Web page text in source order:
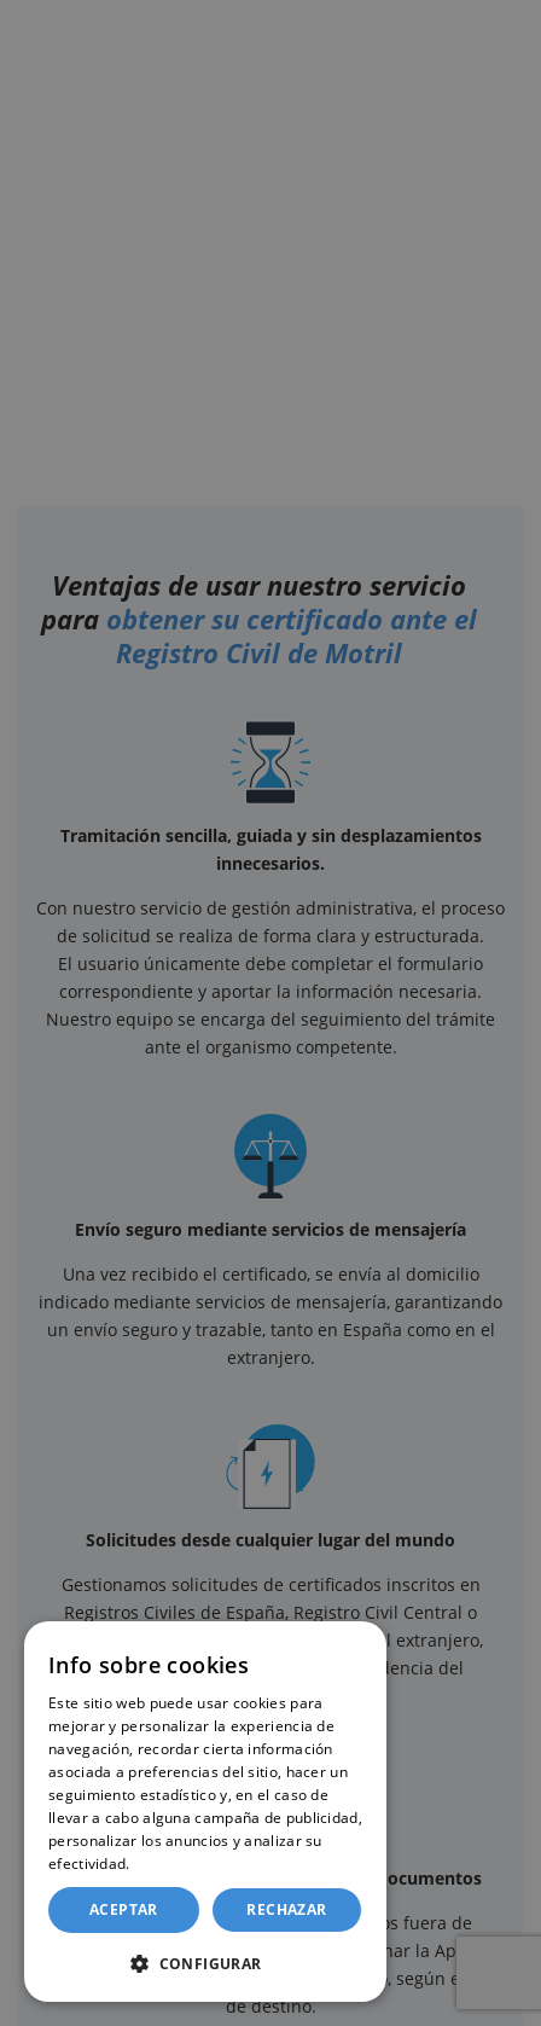
Ventajas de usar nuestro servicio
para obtener su certificado ante el
Registro Civil de Motril
Tramitación sencilla, guiada y sin desplazamientos
innecesarios.
Con nuestro servicio de gestión administrativa, el proceso
de solicitud se realiza de forma clara y estructurada.
El usuario únicamente debe completar el formulario
correspondiente y aportar la información necesaria.
Nuestro equipo se encarga del seguimiento del trámite
ante el organismo competente.
Envío seguro mediante servicios de mensajería
Una vez recibido el certificado, se envía al domicilio
indicado mediante servicios de mensajería, garantizando
un envío seguro y trazable, tanto en España como en el
extranjero.
Solicitudes desde cualquier lugar del mundo
Gestionamos solicitudes de certificados inscritos en
Registros Civiles de España, Registro Civil Central o
Consulados y Embajadas españolas en el extranjero,
independientemente del país de residencia del
solicitante.
Apostilla de La Haya y legalización de documentos
Cuando el certificado debe surtir efectos fuera de
España, ofrecemos la posibilidad de gestionar la Apostilla
de La Haya o la legalización del documento, según el país
de destino.
Info sobre cookies
Este sitio web puede usar cookies para
mejorar y personalizar la experiencia de
navegación, recordar cierta información
asociada a preferencias del sitio, hacer un
seguimiento estadístico y, en el caso de
llevar a cabo alguna campaña de publicidad,
personalizar los anuncios y analizar su
efectividad.
ACEPTAR RECHAZAR
CONFIGURAR